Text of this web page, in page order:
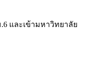
และเข้ามหาวิทยาลัย